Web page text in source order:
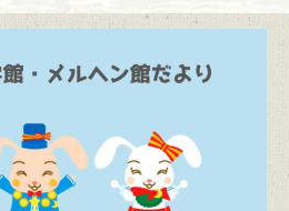
Let’s go to the mountains！～作家
向田邦子日本を旅する～Bon